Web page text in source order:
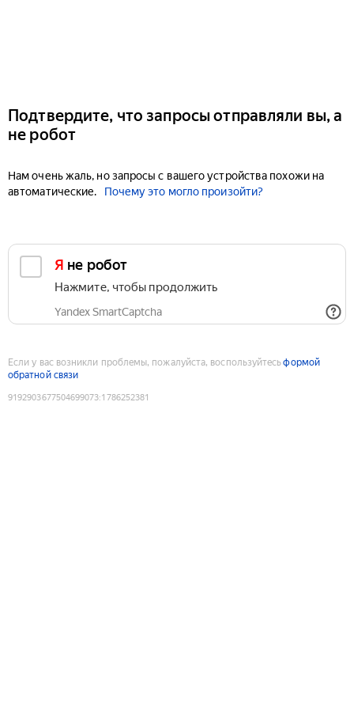
Подтвердите, что запросы отправляли вы, а
не робот
Нам очень жаль, но запросы с вашего устройства похожи на
автоматические.
Почему это могло произойти?
Я не робот
Нажмите, чтобы продолжить
Yandex SmartCaptcha
Если у вас возникли проблемы, пожалуйста, воспользуйтесьформой
обратной связи
9192903677504699073:1786252381